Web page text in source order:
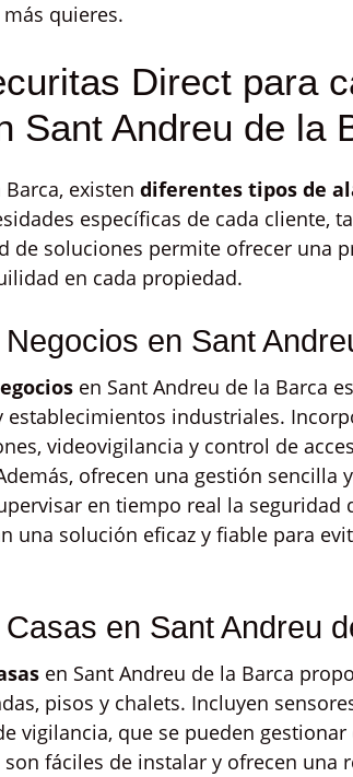
quieres.
Direct para
Sant Andreu de la
existen diferentes tipos de
específicas de cada cliente,
de soluciones permite ofrecer una
en cada propiedad.
en Sant
en Sant Andreu de la Barca
establecimientos industriales.
videovigilancia y control de
ofrecen una gestión sencilla
en tiempo real la seguridad
una solución eficaz y fiable para
en Sant Andreu
en Sant Andreu de la Barca
pisos y chalets. Incluyen
vigilancia, que se pueden
fáciles de instalar y ofrecen una